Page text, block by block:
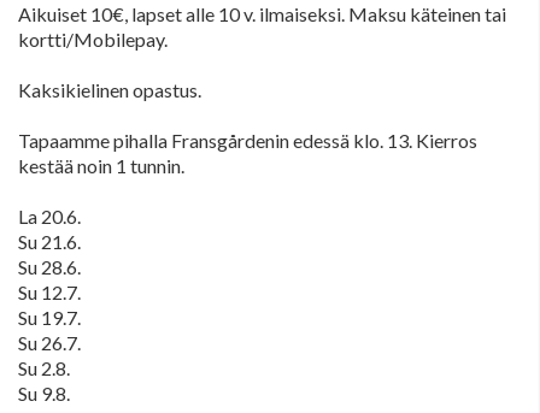
Aikuiset 10€, lapset alle 10 v. ilmaiseksi. Maksu käteinen tai
kortti/Mobilepay.
Kaksikielinen opastus.
Tapaamme pihalla Fransgårdenin edessä klo. 13. Kierros
kestää noin 1 tunnin.
La 20.6.
Su 21.6.
Su 28.6.
Su 12.7.
Su 19.7.
Su 26.7.
Su 2.8.
Su 9.8.